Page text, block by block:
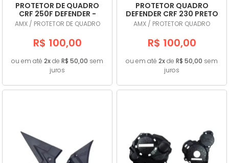
PROTETOR DE QUADRO
CRF 250F DEFENDER -
AMX
AMX / PROTETOR DE QUADRO
R$ 100,00
ou em até 2xde R$ 50,00 sem
juros
PROTETOR QUADRO
DEFENDER CRF 230 PRETO
- AMX
AMX / PROTETOR QUADRO
R$ 100,00
ou em até 2xde R$ 50,00 sem
juros